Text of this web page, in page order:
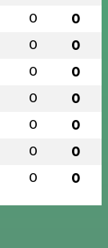
0 0
0 0
0 0
0 0
0 0
0 0
0 0